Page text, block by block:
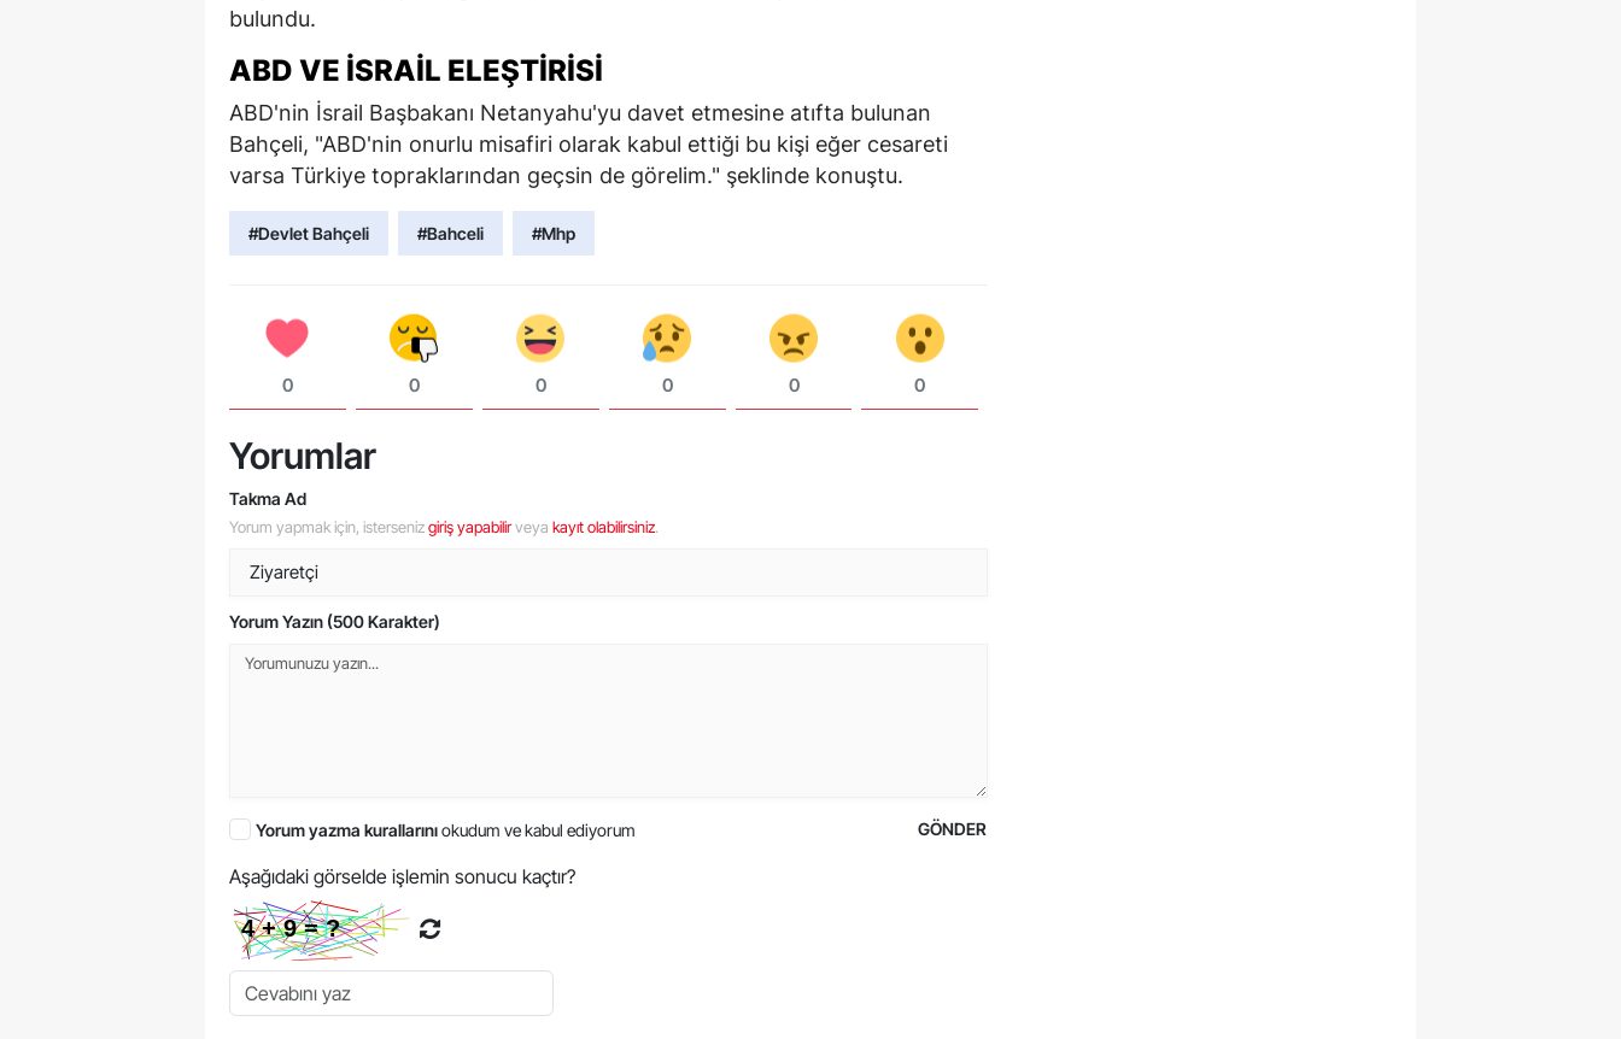
bulundu.
ABD VE İSRAIL ELEŞTIRISI
ABD'nin İsrail Başbakanı Netanyahu'yu davet etmesine atıfta bulunan
Bahçeli, "ABD'nin onurlu misafiri olarak kabul ettiği bu kişi eğer cesareti
varsa Türkiye topraklarından geçsin de görelim." şeklinde konuştu.
#Devlet Bahçeli #Bahceli #Mhp
0 0 0 0 0 0
Yorumlar
Takma Ad
Yorum yapmak için, istersenizgiriş yapabilirveya kayıt olabilirsiniz.
Yorum Yazın (500 Karakter)
GÖNDER
Yorum yazma kurallarınıokudum ve kabul ediyorum
Aşağıdaki görselde işlemin sonucu kaçtır?